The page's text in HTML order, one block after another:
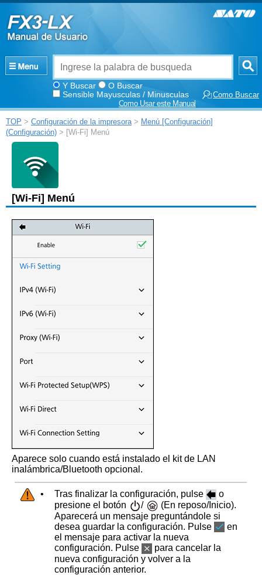
Y Buscar
O Buscar
Sensible Mayusculas / Minusculas
Como Buscar
Como Usar este Manual
TOP > Configuración de la impresora> Menú [Configuración]
(Configuración) > [Wi-Fi] Menú
[Wi-Fi] Menú
Aparece solo cuando está instalado el kit de LAN
inalámbrica/Bluetooth opcional.
• Tras finalizar la configuración, pulse
o
presione el botón
/
(En reposo/Inicio).
Aparecerá un mensaje preguntándole si
desea guardar la configuración. Pulse
en
el mensaje para activar la nueva
configuración. Pulse
para cancelar la
nueva configuración y volver a la
configuración anterior.